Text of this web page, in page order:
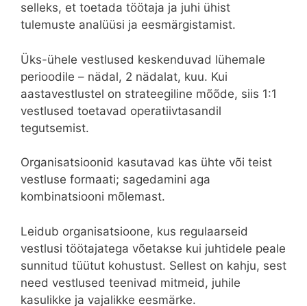
selleks, et toetada töötaja ja juhi ühist
tulemuste analüüsi ja eesmärgistamist.
Üks-ühele vestlused keskenduvad lühemale
perioodile – nädal, 2 nädalat, kuu. Kui
aastavestlustel on strateegiline mõõde, siis 1:1
vestlused toetavad operatiivtasandil
tegutsemist.
Organisatsioonid kasutavad kas ühte või teist
vestluse formaati; sagedamini aga
kombinatsiooni mõlemast.
Leidub organisatsioone, kus regulaarseid
vestlusi töötajatega võetakse kui juhtidele peale
sunnitud tüütut kohustust. Sellest on kahju, sest
need vestlused teenivad mitmeid, juhile
kasulikke ja vajalikke eesmärke.